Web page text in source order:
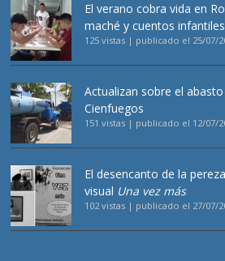
El verano cobra vida en
maché y cuentos infantiles
125 vistas | publicado el 25/07/
Actualizan sobre el
Cienfuegos
151 vistas | publicado el 12/07/
El desencanto de la
visual Una vez más
102 vistas | publicado el 27/07/